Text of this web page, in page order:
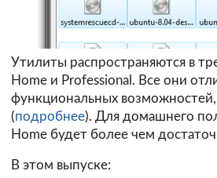
Утилиты распространяются в
Home и Professional. Все они
функциональных
(подробнее). Для домашнего
Home будет более чем
В этом выпуске: